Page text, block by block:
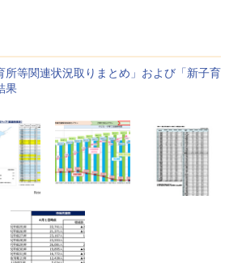
所等関連状況取りまとめ」および「新子育
果